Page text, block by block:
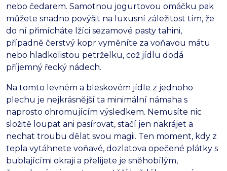
nebo čedarem. Samotnou jogurtovou omáčku pak
můžete snadno povýšit na luxusní záležitost tím, že
do ní přimícháte lžíci sezamové pasty tahini,
případně čerstvý kopr vyměníte za voňavou mátu
nebo hladkolistou petrželku, což jídlu dodá
příjemný řecký nádech.
Na tomto levném a bleskovém jídle z jednoho
plechu je nejkrásnější ta minimální námaha s
naprosto ohromujícím výsledkem. Nemusíte nic
složitě loupat ani pasírovat, stačí jen nakrájet a
nechat troubu dělat svou magii. Ten moment, kdy z
tepla vytáhnete voňavé, dozlatova opečené plátky s
bublajícími okraji a přelijete je sněhobílým,